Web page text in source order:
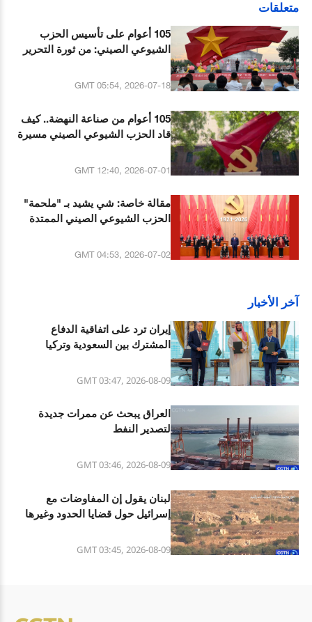
متعلقات
105 أعوام على تأسيس الحزب
الشيوعي الصيني: من ثورة التحرير
GMT 05:54, 2026-07-18
105 أعوام من صناعة النهضة.. كيف
قاد الحزب الشيوعي الصيني مسيرة
GMT 12:40, 2026-07-01
مقالة خاصة: شي يشيد بـ "ملحمة"
الحزب الشيوعي الصيني الممتدة
الاشتراكية الحديثة
GMT 04:53, 2026-07-02
آخر الأخبار
إيران ترد على اتفاقية الدفاع
المشترك بين السعودية وتركيا
GMT 03:47, 2026-08-09
العراق يبحث عن ممرات جديدة
لتصدير النفط
GMT 03:46, 2026-08-09
لبنان يقول إن المفاوضات مع
إسرائيل حول قضايا الحدود وغيرها
GMT 03:45, 2026-08-09